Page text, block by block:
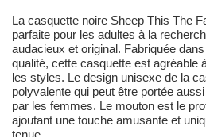
La casquette noire Sheep This The
parfaite pour les adultes à la
audacieux et original. Fabriquée
qualité, cette casquette est agréable
les styles. Le design unisexe de la
polyvalente qui peut être portée
par les femmes. Le mouton est le
ajoutant une touche amusante et